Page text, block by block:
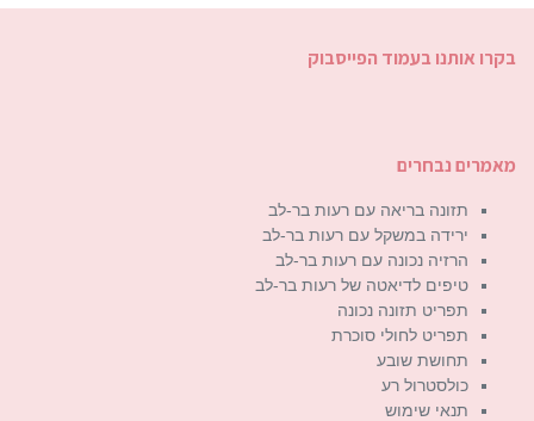
בקרו אותנו בעמוד הפייסבוק
מאמרים נבחרים
תזונה בריאה עם רעות בר-לב
ירידה במשקל עם רעות בר-לב
הרזיה נכונה עם רעות בר-לב
טיפים לדיאטה של רעות בר-לב
תפריט תזונה נכונה
תפריט לחולי סוכרת
תחושת שובע
כולסטרול רע
תנאי שימוש